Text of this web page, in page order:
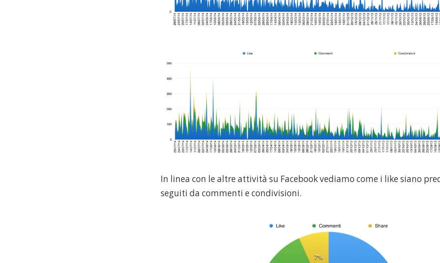
In linea con le altre attività su Facebook vediamo come i like siano
seguiti da commenti e condivisioni.